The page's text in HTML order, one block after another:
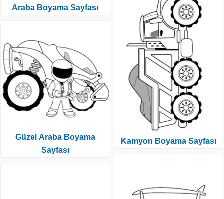
Araba Boyama Sayfası
Güzel Araba Boyama
Sayfası
Kamyon Boyama Sayfası